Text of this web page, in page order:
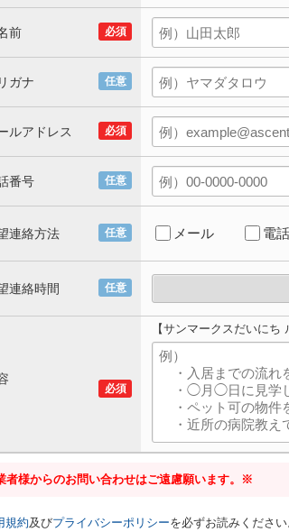
必須
前
任意
ガナ
必須
ルアドレス
任意
番号
任意
連絡方法 メール 電話
任意
連絡時間
必須
【サンマークスだいにち
者様からのお問い合わせはご遠慮願います。※
規約及びプライバシーポリシーを必ずお読みくださ